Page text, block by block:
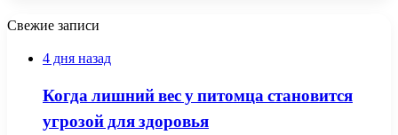
Свежие записи
4 дня назад
Когда лишний вес у питомца становится
угрозой для здоровья